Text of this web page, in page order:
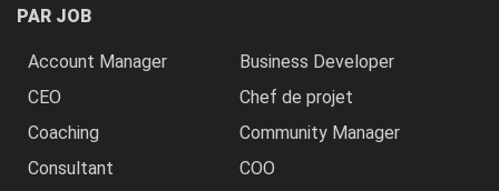
PAR JOB
Account Manager
Business Developer
CEO
Chef de projet
Coaching
Community Manager
Consultant
COO